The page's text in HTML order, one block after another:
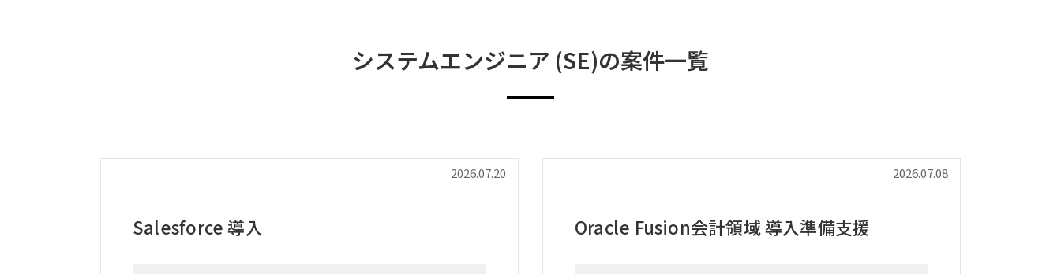
システムエンジニア (SE)の案件一覧
2026.07.20
Salesforce 導入
2026.07.08
Oracle Fusion会計領域 導入準備支援